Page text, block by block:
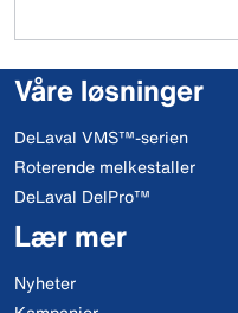
Våre løsninger
DeLaval VMS™-serien
Roterende melkestaller
DeLaval DelPro™
Lær mer
Nyheter